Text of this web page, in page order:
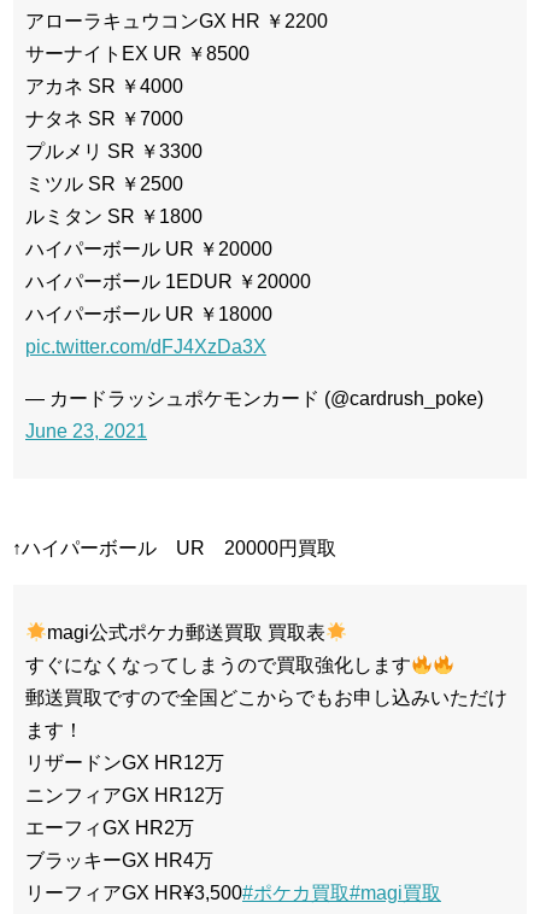
アローラキュウコンGX HR ￥2200
サーナイトEX UR ￥8500
アカネ SR ￥4000
ナタネ SR ￥7000
プルメリ SR ￥3300
ミツル SR ￥2500
ルミタン SR ￥1800
ハイパーボール UR ￥20000
ハイパーボール 1EDUR ￥20000
ハイパーボール UR ￥18000
pic.twitter.com/dFJ4XzDa3X
— カードラッシュポケモンカード (@cardrush_poke)
June 23, 2021
↑ハイパーボール UR 20000円買取
magi公式ポケカ郵送買取 買取表
すぐになくなってしまうので買取強化します
郵送買取ですので全国どこからでもお申し込みいただけ
ます！
リザードンGX HR12万
ニンフィアGX HR12万
エーフィGX HR2万
ブラッキーGX HR4万
リーフィアGX HR¥3,500#ポケカ買取#magi買取